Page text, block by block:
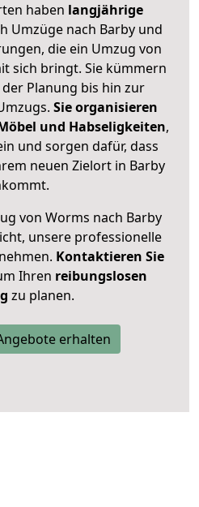
haben langjährige
Umzüge nach Barby und
die ein Umzug von
sich bringt. Sie kümmern
Planung bis hin zur
Sie organisieren
und Habseligkeiten,
und sorgen dafür, dass
neuen Zielort in Barby
von Worms nach Barby
unsere professionelle
Kontaktieren Sie
Ihren reibungslosen
zu planen.
erhalten